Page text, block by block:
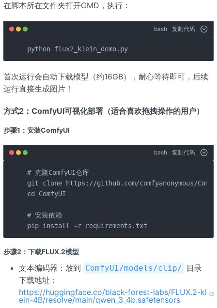
在脚本所在文件夹打开CMD，执行：
bash 复制代码
python flux2_klein_demo.py
首次运行会自动下载模型（约16GB），耐心等待即可，后续
运行直接生成图片！
方式2：ComfyUI可视化部署（适合喜欢拖拽操作的用户）
步骤1：安装ComfyUI
bash 复制代码
# 克隆ComfyUI仓库
git clone https://github.com/comfyanonymous/
cd ComfyUI
# 安装依赖
pip install -r requirements.txt
步骤2：下载FLUX.2模型
文本编码器：放到 ComfyUI/models/clip/
目录
下载地址：
https://huggingface.co/black-forest-labs/FLUX.2-kl
ein-4B/resolve/main/qwen_3_4b.safetensors